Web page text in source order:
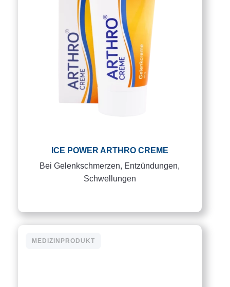
ICE POWER ARTHRO CREME
Bei Gelenkschmerzen, Entzündungen,
Schwellungen
MEDIZINPRODUKT